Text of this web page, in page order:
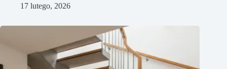
17 lutego, 2026